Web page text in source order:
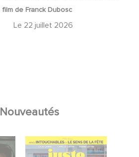
film de Franck Dubosc
Le 22 juillet 2026
Nouveautés